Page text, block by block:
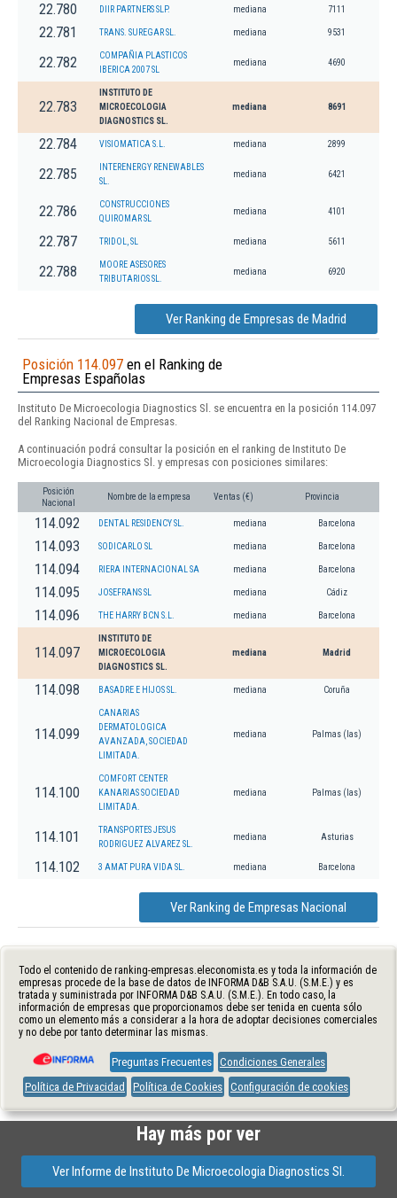
22.780 DIIR PARTNERS SLP. mediana 7111
22.781 TRANS. SUREGAR SL. mediana 9531
22.782
COMPAÑIA PLASTICOS
IBERICA 2007 SL
mediana 4690
22.783
INSTITUTO DE
MICROECOLOGIA
DIAGNOSTICS SL.
mediana 8691
22.784 VISIOMATICA S.L. mediana 2899
22.785
INTERENERGY RENEWABLES
SL.
mediana 6421
22.786
CONSTRUCCIONES
QUIROMAR SL
mediana 4101
22.787 TRIDOL, SL mediana 5611
22.788
MOORE ASESORES
TRIBUTARIOS SL.
mediana 6920
Ver Ranking de Empresas de Madrid
Posición 114.097 en el Ranking de
Empresas Españolas
Instituto De Microecologia Diagnostics Sl. se encuentra en la posición 114.097
del Ranking Nacional de Empresas.
A continuación podrá consultar la posición en el ranking de Instituto De
Microecologia Diagnostics Sl. y empresas con posiciones similares:
Posición
Nacional
Nombre de la empresa Ventas (€) Provincia
114.092 DENTAL RESIDENCY SL. mediana Barcelona
114.093 SODICARLO SL mediana Barcelona
114.094 RIERA INTERNACIONAL SA mediana Barcelona
114.095 JOSEFRANS SL mediana Cádiz
114.096 THE HARRY BCN S.L. mediana Barcelona
114.097
INSTITUTO DE
MICROECOLOGIA
DIAGNOSTICS SL.
mediana Madrid
114.098 BASADRE E HIJOS SL. mediana Coruña
114.099
CANARIAS
DERMATOLOGICA
AVANZADA, SOCIEDAD
LIMITADA.
mediana Palmas (las)
114.100
COMFORT CENTER
KANARIAS SOCIEDAD
LIMITADA.
mediana Palmas (las)
114.101
TRANSPORTES JESUS
RODRIGUEZ ALVAREZ SL.
mediana Asturias
114.102 3 AMAT PURA VIDA SL. mediana Barcelona
Ver Ranking de Empresas Nacional
Todo el contenido de ranking-empresas.eleconomista.es y toda la información de
empresas procede de la base de datos de INFORMA D&B S.A.U. (S.M.E.) y es
tratada y suministrada por INFORMA D&B S.A.U. (S.M.E.). En todo caso, la
información de empresas que proporcionamos debe ser tenida en cuenta sólo
como un elemento más a considerar a la hora de adoptar decisiones comerciales
y no debe por tanto determinar las mismas.
Preguntas Frecuentes Condiciones Generales
Política de Privacidad
Política de Cookies Configuración de cookies
Hay más por ver
Ver Informe de Instituto De Microecologia Diagnostics Sl.